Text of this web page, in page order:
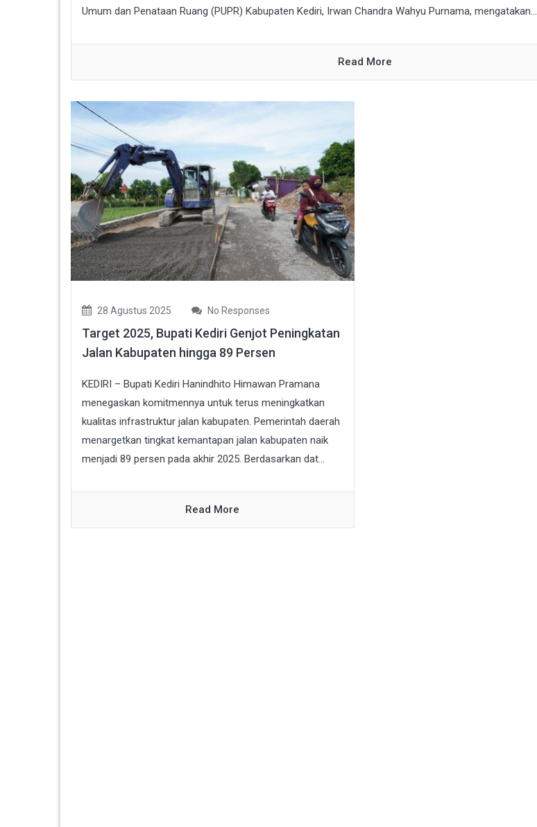
Umum dan Penataan Ruang (PUPR) Kabupaten Kediri, Irwan Chandra Wahyu Purnama, mengatakan...
Read More
28 Agustus 2025 No Responses
Target 2025, Bupati Kediri Genjot Peningkatan
Jalan Kabupaten hingga 89 Persen
KEDIRI – Bupati Kediri Hanindhito Himawan Pramana
menegaskan komitmennya untuk terus meningkatkan
kualitas infrastruktur jalan kabupaten. Pemerintah daerah
menargetkan tingkat kemantapan jalan kabupaten naik
menjadi 89 persen pada akhir 2025. Berdasarkan dat...
Read More